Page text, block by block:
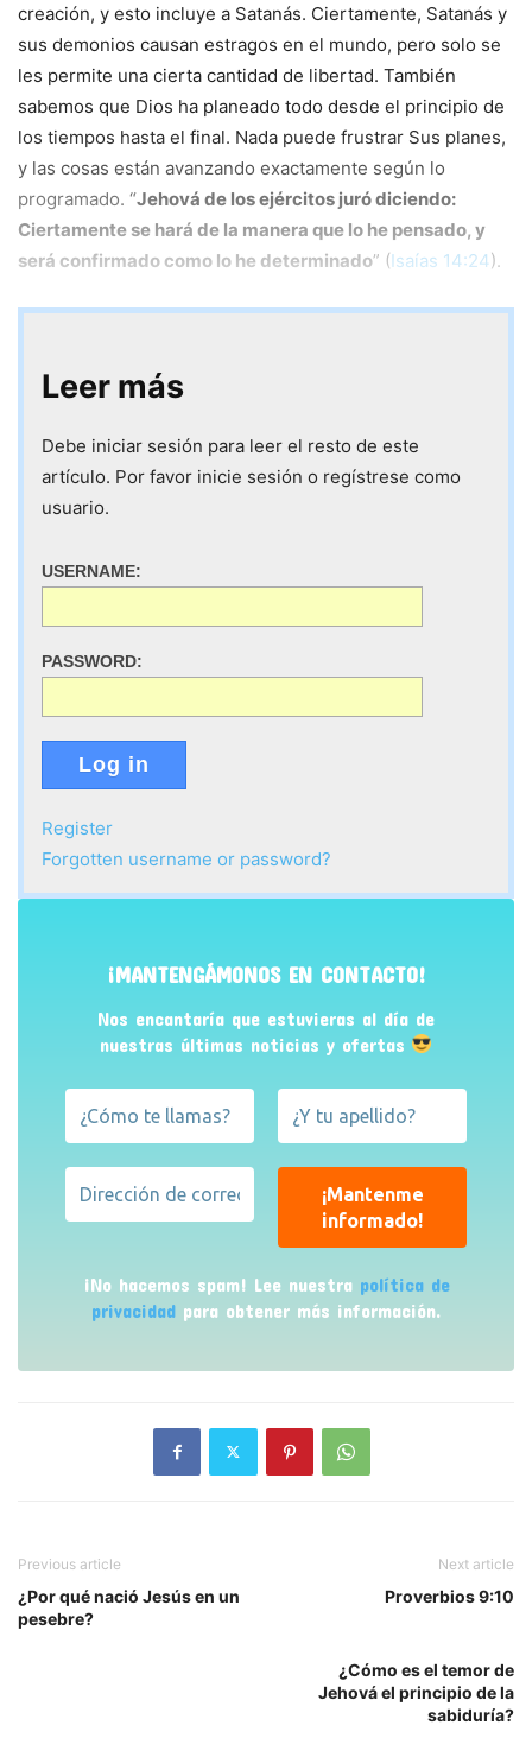
creación, y esto incluye a Satanás. Ciertamente, Satanás y
sus demonios causan estragos en el mundo, pero solo se
les permite una cierta cantidad de libertad. También
sabemos que Dios ha planeado todo desde el principio de
los tiempos hasta el final. Nada puede frustrar Sus planes,
y las cosas están avanzando exactamente según lo
programado. “Jehová de los ejércitos juró diciendo:
Ciertamente se hará de la manera que lo he pensado, y
será confirmado como lo he determinado” (Isaías 14:24).
Leer más
Debe iniciar sesión para leer el resto de este
artículo. Por favor inicie sesión o regístrese como
usuario.
USERNAME:
PASSWORD:
Log in
Register
Forgotten username or password?
¡MANTENGÁMONOS EN CONTACTO!
Nos encantaría que estuvieras al día de
nuestras últimas noticias y ofertas
¡No hacemos spam! Lee nuestra política de
privacidad para obtener más información.
Previous article
¿Por qué nació Jesús en un
pesebre?
Next article
Proverbios 9:10
¿Cómo es el temor de
Jehová el principio de la
sabiduría?